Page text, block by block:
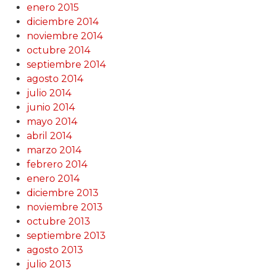
enero 2015
diciembre 2014
noviembre 2014
octubre 2014
septiembre 2014
agosto 2014
julio 2014
junio 2014
mayo 2014
abril 2014
marzo 2014
febrero 2014
enero 2014
diciembre 2013
noviembre 2013
octubre 2013
septiembre 2013
agosto 2013
julio 2013